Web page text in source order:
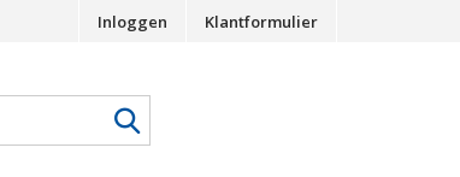
Inloggen Klantformulier